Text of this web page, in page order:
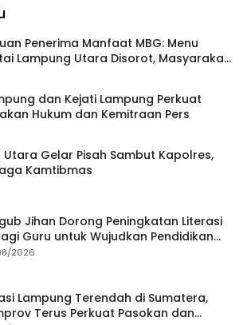
Penerima Manfaat MBG: Menu
Lampung Utara Disorot, Masyarakat
Investigasi
dan Kejati Lampung Perkuat
Hukum dan Kemitraan Pers
Utara Gelar Pisah Sambut Kapolres,
Kamtibmas
Jihan Dorong Peningkatan Literasi
Guru untuk Wujudkan Pendidikan
2026
Lampung Terendah di Sumatera,
Terus Perkuat Pasokan dan